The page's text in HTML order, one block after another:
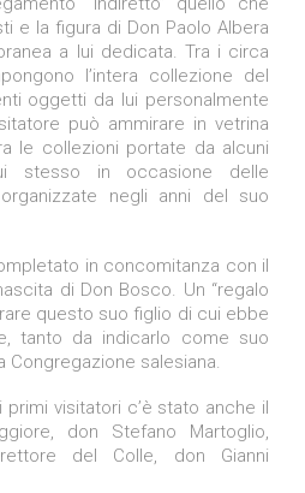
e la figura di Don Paolo Albera
a lui dedicata. Tra i circa
l’intera collezione del
oggetti da lui personalmente
può ammirare in vetrina
le collezioni portate da alcuni
stesso in occasione delle
negli anni del suo
in concomitanza con il
di Don Bosco. Un “regalo
questo suo figlio di cui ebbe
tanto da indicarlo come suo
salesiana.
visitatori c’è stato anche il
don Stefano Martoglio,
del Colle, don Gianni